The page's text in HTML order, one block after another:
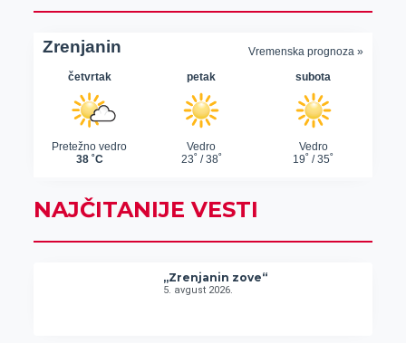
NAJČITANIJE VESTI
„Zrenjanin zove“
5. avgust 2026.